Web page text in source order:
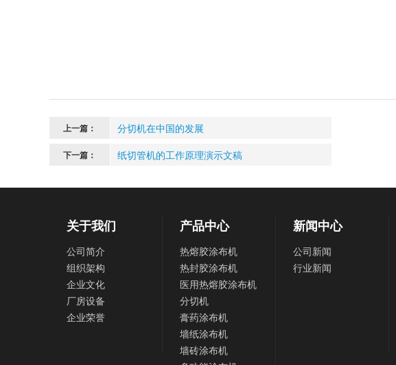
上一篇： 分切机在中国的发展
下一篇： 纸切管机的工作原理演示文稿
关于我们
公司简介
组织架构
企业文化
厂房设备
企业荣誉
产品中心
热熔胶涂布机
热封胶涂布机
医用热熔胶涂布机
分切机
膏药涂布机
墙纸涂布机
墙砖涂布机
新闻中心
公司新闻
行业新闻